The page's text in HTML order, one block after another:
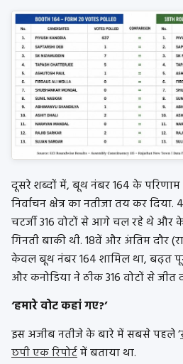
दूसरे शब्दों में, बूथ नंबर 164 के परिणाम
निर्वाचन क्षेत्र का नतीजा तय कर दिया.
चटर्जी 316 वोटों से आगे चल रहे थे
गिनती बाकी थी. 18वें और अंतिम दौर
केवल बूथ नंबर 164 शामिल था, बढ़त
और कनोडिया ने ठीक 316 वोटों से जीत
‘हमारे वोट कहां गए?’
इस अजीब नतीजे के बारे में सबसे पहले ‘
छपी एक रिपोर्टमें बताया था.